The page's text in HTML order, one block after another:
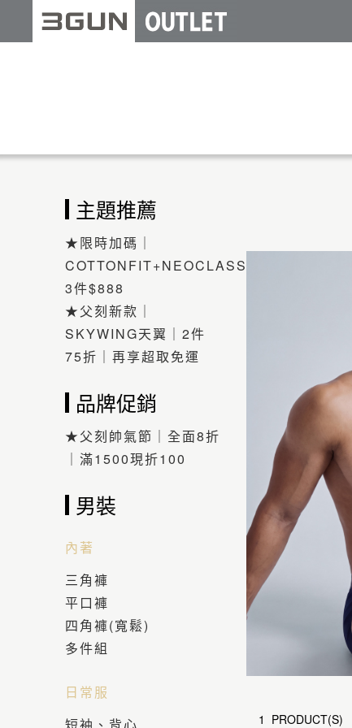
主題推薦
★限時加碼｜
COTTONFIT+NEOCLASSIC
3件$888
★父刻新款｜
SKYWING天翼｜2件
75折｜再享超取免運
品牌促銷
★父刻帥氣節｜全面8折
｜滿1500現折100
男裝
內著
三角褲
平口褲
四角褲(寬鬆)
多件組
日常服
1 PRODUCT(S)